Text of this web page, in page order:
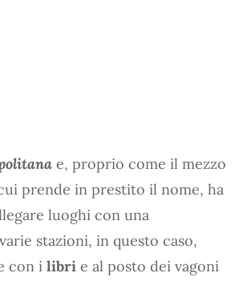
e, proprio come il mezzo
prende in prestito il nome, ha
luoghi con una
stazioni, in questo caso,
con i libri e al posto dei vagoni